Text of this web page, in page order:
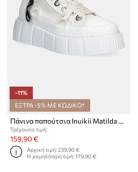
-11%
ΕΞΤΡΑ -5% ΜΕ ΚΩΔΙΚΟ*
Πάνινα παπούτσια Inuikii Matilda Canvas Low
Τρέχουσα τιμή:
159,90 €
Αρχική τιμή:239,90 €
Η χαμηλότερη τιμή:179,90 €